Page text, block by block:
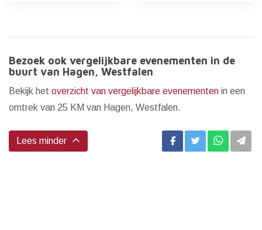
Bezoek ook vergelijkbare evenementen in de
buurt van Hagen, Westfalen
Bekijk het overzicht van vergelijkbare evenementen in een
omtrek van 25 KM van Hagen, Westfalen.
Lees minder